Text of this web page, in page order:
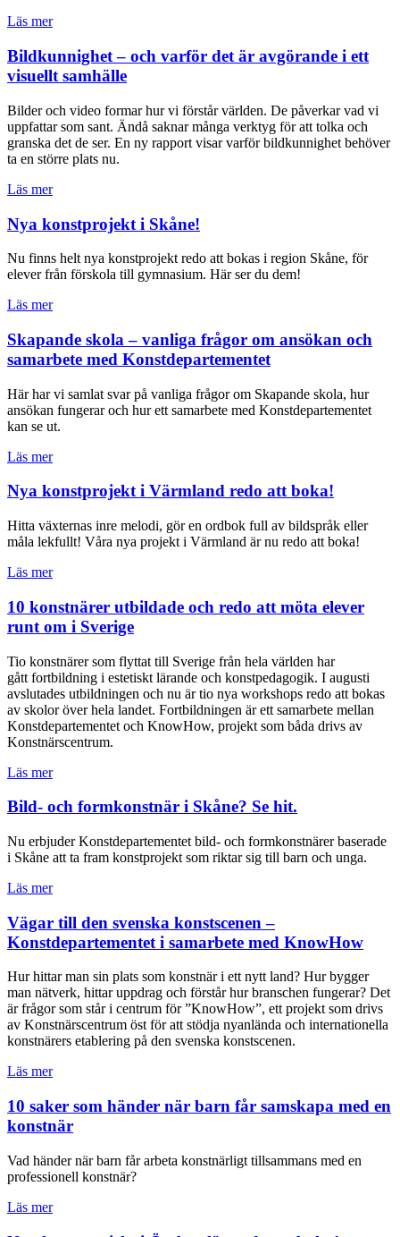
Läs mer
Bildkunnighet – och varför det är avgörande i ett
visuellt samhälle
Bilder och video formar hur vi förstår världen. De påverkar vad vi
uppfattar som sant. Ändå saknar många verktyg för att tolka och
granska det de ser. En ny rapport visar varför bildkunnighet behöver
ta en större plats nu.
Läs mer
Nya konstprojekt i Skåne!
Nu finns helt nya konstprojekt redo att bokas i region Skåne, för
elever från förskola till gymnasium. Här ser du dem!
Läs mer
Skapande skola – vanliga frågor om ansökan och
samarbete med Konstdepartementet
Här har vi samlat svar på vanliga frågor om Skapande skola, hur
ansökan fungerar och hur ett samarbete med Konstdepartementet
kan se ut.
Läs mer
Nya konstprojekt i Värmland redo att boka!
Hitta växternas inre melodi, gör en ordbok full av bildspråk eller
måla lekfullt! Våra nya projekt i Värmland är nu redo att boka!
Läs mer
10 konstnärer utbildade och redo att möta elever
runt om i Sverige
Tio konstnärer som flyttat till Sverige från hela världen har
gått fortbildning i estetiskt lärande och konstpedagogik. I augusti
avslutades utbildningen och nu är tio nya workshops redo att bokas
av skolor över hela landet. Fortbildningen är ett samarbete mellan
Konstdepartementet och KnowHow, projekt som båda drivs av
Konstnärscentrum.
Läs mer
Bild- och formkonstnär i Skåne? Se hit.
Nu erbjuder Konstdepartementet bild- och formkonstnärer baserade
i Skåne att ta fram konstprojekt som riktar sig till barn och unga.
Läs mer
Vägar till den svenska konstscenen –
Konstdepartementet i samarbete med KnowHow
Hur hittar man sin plats som konstnär i ett nytt land? Hur bygger
man nätverk, hittar uppdrag och förstår hur branschen fungerar? Det
är frågor som står i centrum för ”KnowHow”, ett projekt som drivs
av Konstnärscentrum öst för att stödja nyanlända och internationella
konstnärers etablering på den svenska konstscenen.
Läs mer
10 saker som händer när barn får samskapa med en
konstnär
Vad händer när barn får arbeta konstnärligt tillsammans med en
professionell konstnär?
Läs mer